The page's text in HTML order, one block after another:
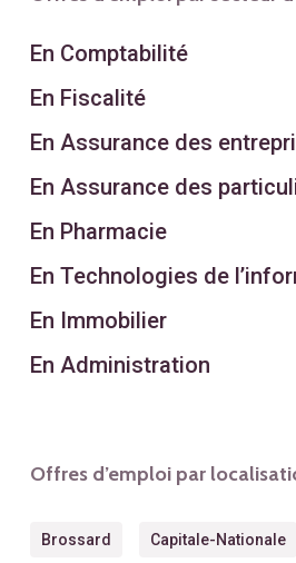
En Comptabilité
En Fiscalité
En Assurance des
En Assurance des
En Pharmacie
En Technologies de
En Immobilier
En Administration
Offres d’emploi par
Brossard Capitale-Nationale